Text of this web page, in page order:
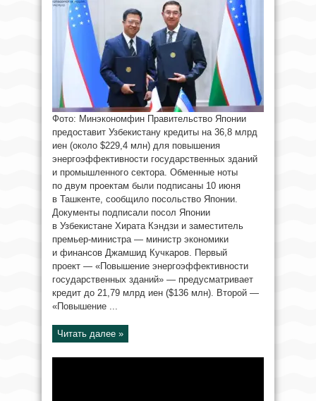
Фото: Минэкономфин Правительство Японии
предоставит Узбекистану кредиты на 36,8 млрд
иен (около $229,4 млн) для повышения
энергоэффективности государственных зданий
и промышленного сектора. Обменные ноты
по двум проектам были подписаны 10 июня
в Ташкенте, сообщило посольство Японии.
Документы подписали посол Японии
в Узбекистане Хирата Кэндзи и заместитель
премьер-министра — министр экономики
и финансов Джамшид Кучкаров. Первый
проект — «Повышение энергоэффективности
государственных зданий» — предусматривает
кредит до 21,79 млрд иен ($136 млн). Второй —
«Повышение ...
Читать далее »